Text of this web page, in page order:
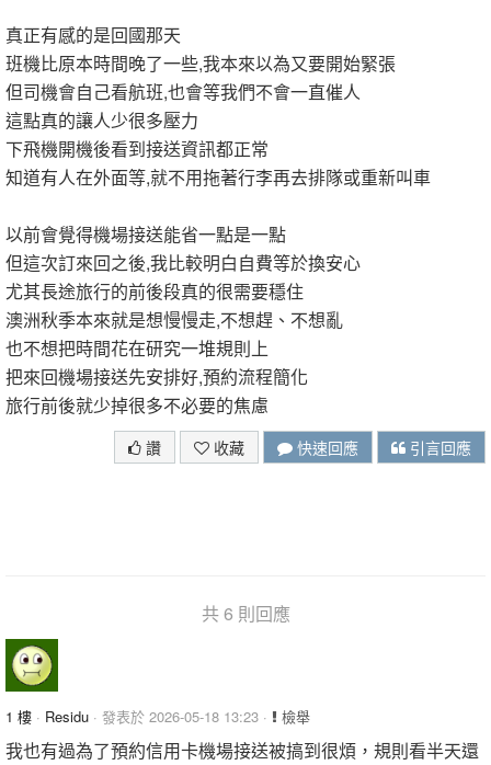
真正有感的是回國那天
班機比原本時間晚了一些,我本來以為又要開始緊張
但司機會自己看航班,也會等我們不會一直催人
這點真的讓人少很多壓力
下飛機開機後看到接送資訊都正常
知道有人在外面等,就不用拖著行李再去排隊或重新叫車
以前會覺得機場接送能省一點是一點
但這次訂來回之後,我比較明白自費等於換安心
尤其長途旅行的前後段真的很需要穩住
澳洲秋季本來就是想慢慢走,不想趕、不想亂
也不想把時間花在研究一堆規則上
把來回機場接送先安排好,預約流程簡化
旅行前後就少掉很多不必要的焦慮
讚 收藏 快速回應 引言回應
共 6 則回應
1 樓 · Residu · 發表於 2026-05-18 13:23 · 檢舉
我也有過為了預約信用卡機場接送被搞到很煩，規則看半天還